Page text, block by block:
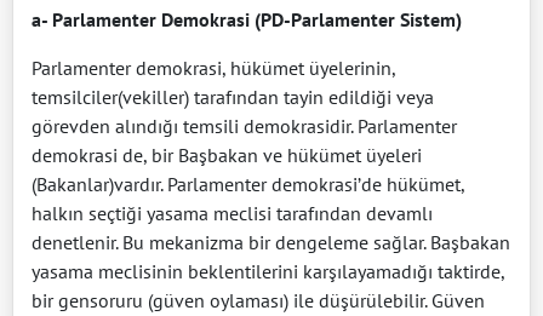
a- Parlamenter Demokrasi (PD-Parlamenter Sistem)
Parlamenter demokrasi, hükümet üyelerinin,
temsilciler(vekiller) tarafından tayin edildiği veya
görevden alındığı temsili demokrasidir. Parlamenter
demokrasi de, bir Başbakan ve hükümet üyeleri
(Bakanlar)vardır. Parlamenter demokrasi’de hükümet,
halkın seçtiği yasama meclisi tarafından devamlı
denetlenir. Bu mekanizma bir dengeleme sağlar. Başbakan
yasama meclisinin beklentilerini karşılayamadığı taktirde,
bir gensoruru (güven oylaması) ile düşürülebilir. Güven